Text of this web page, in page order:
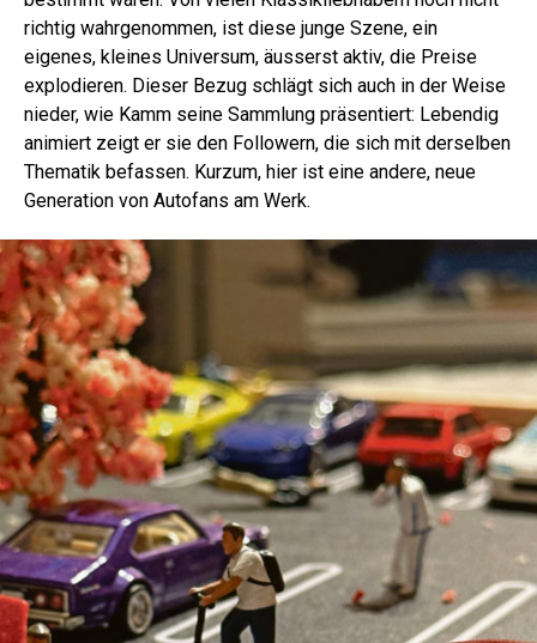
richtig wahrgenommen, ist diese junge Szene, ein
eigenes, kleines Universum, äusserst aktiv, die Preise
explodieren. Dieser Bezug schlägt sich auch in der Weise
nieder, wie Kamm seine Sammlung präsentiert: Lebendig
animiert zeigt er sie den Followern, die sich mit derselben
Thematik befassen. Kurzum, hier ist eine andere, neue
Genera­tion von Autofans am Werk.